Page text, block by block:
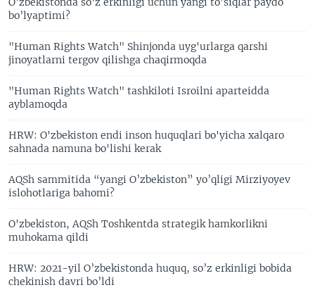
bo’lyaptimi?
"Human Rights Watch" Shinjonda uyg'urlarga qarshi
jinoyatlarni tergov qilishga chaqirmoqda
"Human Rights Watch" tashkiloti Isroilni aparteidda
ayblamoqda
HRW: O'zbekiston endi inson huquqlari bo'yicha xalqaro
sahnada namuna bo'lishi kerak
AQSh sammitida “yangi O’zbekiston” yo’qligi Mirziyoyev
islohotlariga bahomi?
O'zbekiston, AQSh Toshkentda strategik hamkorlikni
muhokama qildi
HRW: 2021-yil O’zbekistonda huquq, so’z erkinligi bobida
chekinish davri bo’ldi